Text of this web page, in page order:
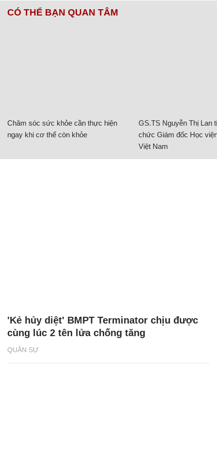
CÓ THỂ BẠN QUAN TÂM
Chăm sóc sức khỏe cần thực hiện
ngay khi cơ thể còn khỏe
GS.TS Nguyễn Thị Lan
chức Giám đốc Học
Việt Nam
QUÂN SỰ
'Kẻ hủy diệt' BMPT Terminator chịu được
cùng lúc 2 tên lửa chống tăng